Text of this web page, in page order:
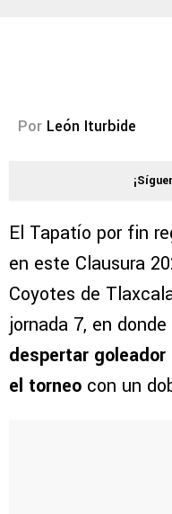
Por León Iturbide
El Tapatío por fin
en este Clausura
Coyotes de
jornada 7, en donde
despertar goleador
el torneo con un